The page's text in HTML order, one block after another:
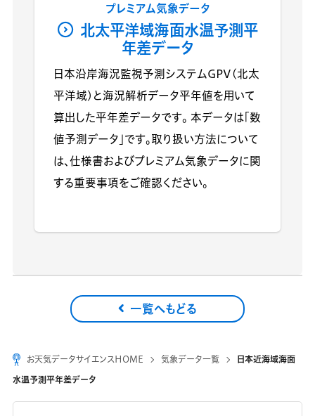
プレミアム気象データ
北太平洋域海面水温予測平
年差データ
日本沿岸海況監視予測システムGPV(北太
平洋域)と海況解析データ平年値を用いて
算出した平年差データです。 本データは「数
値予測データ」です。取り扱い方法について
は、仕様書およびプレミアム気象データに関
する重要事項をご確認ください。
一覧へもどる
お天気データサイエンスHOME 気象データ一覧
日本近海域海面
水温予測平年差データ